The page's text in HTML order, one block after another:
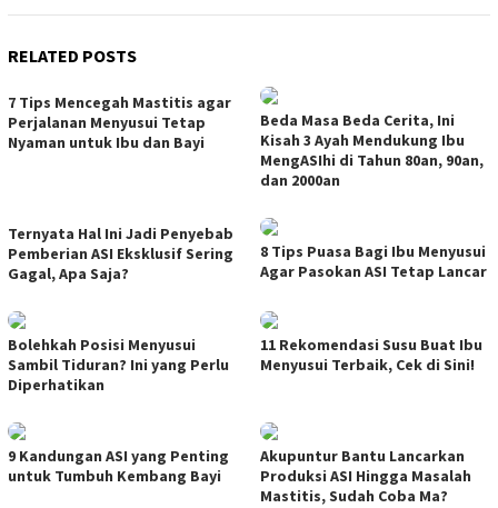
RELATED POSTS
7 Tips Mencegah Mastitis agar
Perjalanan Menyusui Tetap
Nyaman untuk Ibu dan Bayi
Beda Masa Beda Cerita, Ini
Kisah 3 Ayah Mendukung Ibu
MengASIhi di Tahun 80an, 90an,
dan 2000an
Ternyata Hal Ini Jadi Penyebab
Pemberian ASI Eksklusif Sering
Gagal, Apa Saja?
8 Tips Puasa Bagi Ibu Menyusui
Agar Pasokan ASI Tetap Lancar
Bolehkah Posisi Menyusui
Sambil Tiduran? Ini yang Perlu
Diperhatikan
11 Rekomendasi Susu Buat Ibu
Menyusui Terbaik, Cek di Sini!
9 Kandungan ASI yang Penting
untuk Tumbuh Kembang Bayi
Akupuntur Bantu Lancarkan
Produksi ASI Hingga Masalah
Mastitis, Sudah Coba Ma?